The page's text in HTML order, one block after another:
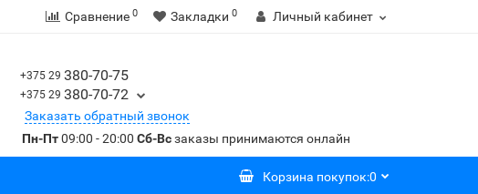
Сравнение 0 Закладки 0 Личный кабинет
+375 29 380-70-75
+375 29 380-70-72
Заказать обратный звонок
Пн-Пт09:00 - 20:00 Сб-Всзаказы принимаются онлайн
Корзина покупок:0